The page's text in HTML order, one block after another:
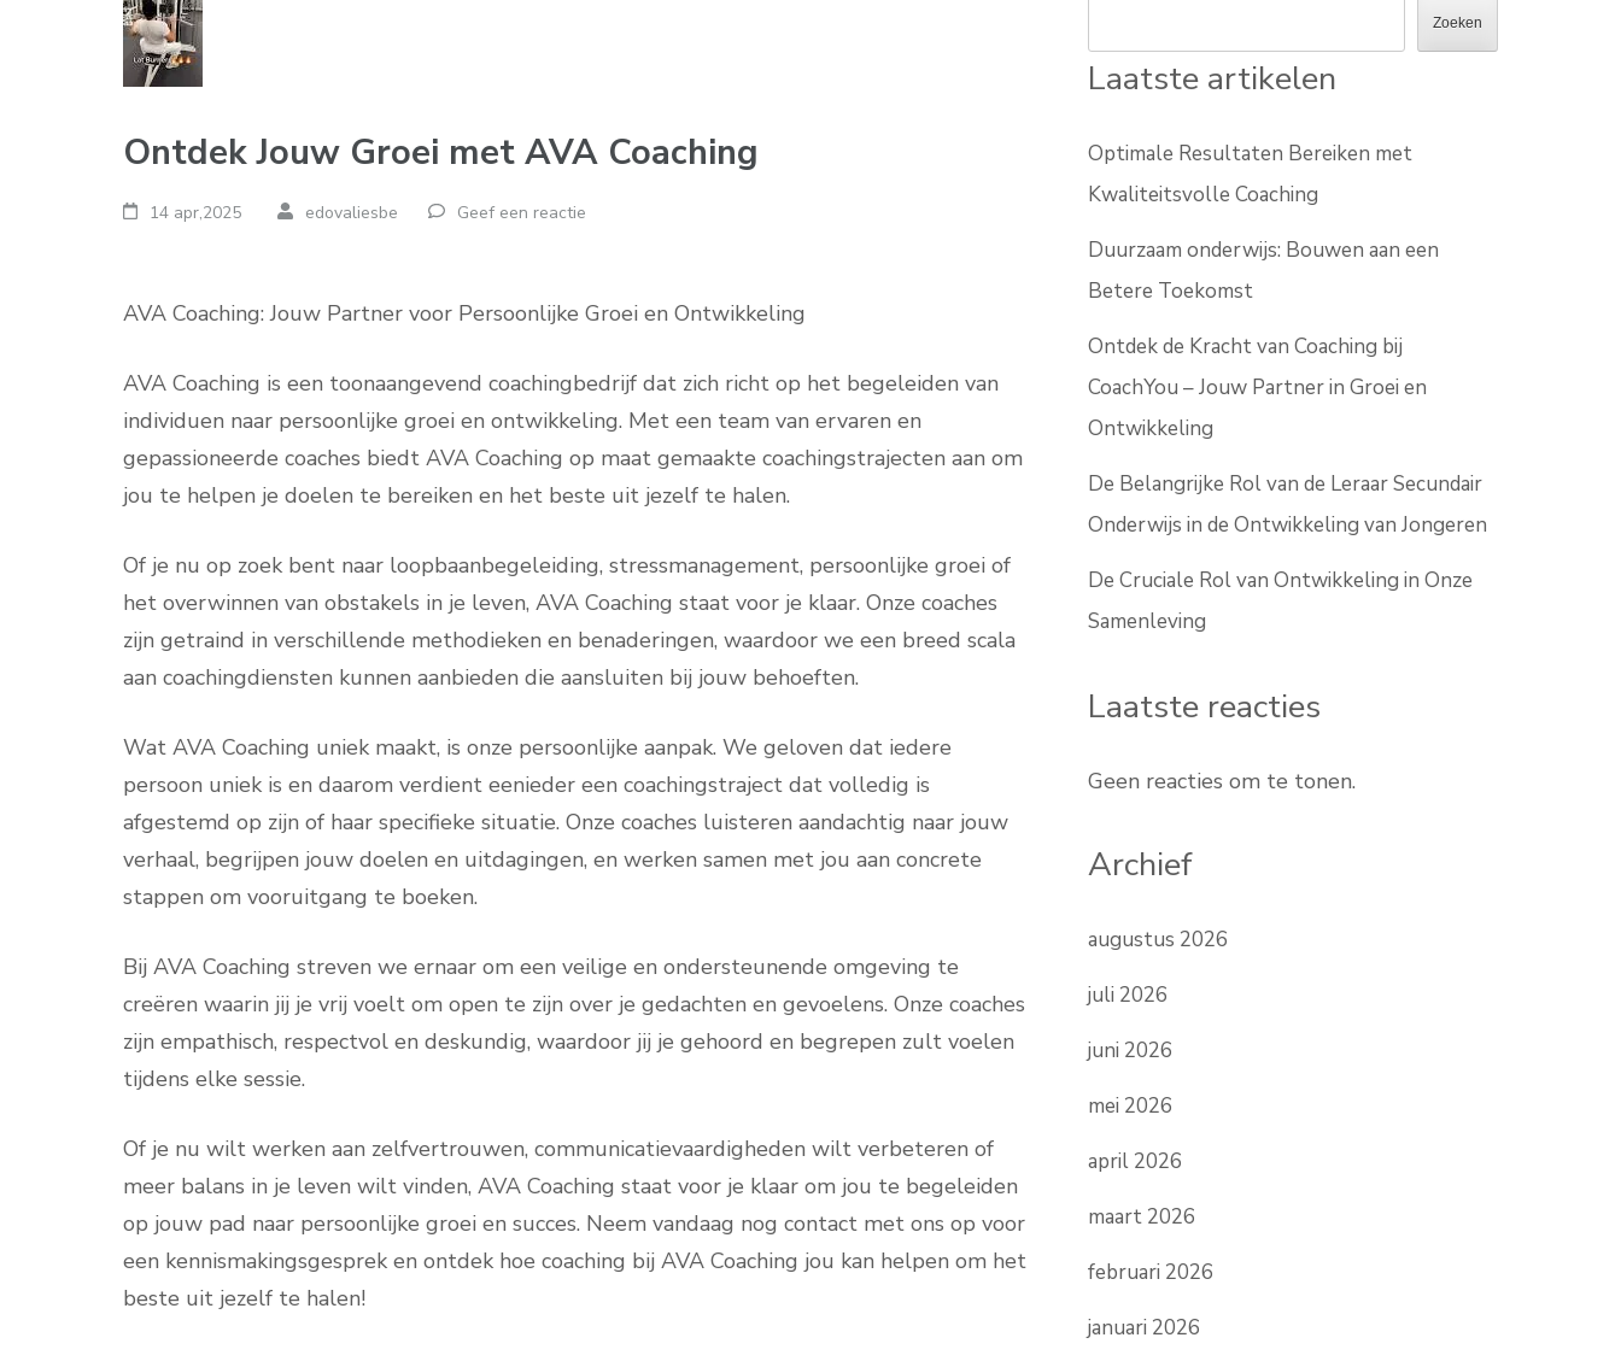
Ontdek Jouw Groei met AVA Coaching
14 apr,2025 edovaliesbe Geef een reactie
AVA Coaching: Jouw Partner voor Persoonlijke Groei en Ontwikkeling
AVA Coaching is een toonaangevend coachingbedrijf dat zich richt op het begeleiden van
individuen naar persoonlijke groei en ontwikkeling. Met een team van ervaren en
gepassioneerde coaches biedt AVA Coaching op maat gemaakte coachingstrajecten aan om
jou te helpen je doelen te bereiken en het beste uit jezelf te halen.
Of je nu op zoek bent naar loopbaanbegeleiding, stressmanagement, persoonlijke groei of
het overwinnen van obstakels in je leven, AVA Coaching staat voor je klaar. Onze coaches
zijn getraind in verschillende methodieken en benaderingen, waardoor we een breed scala
aan coachingdiensten kunnen aanbieden die aansluiten bij jouw behoeften.
Wat AVA Coaching uniek maakt, is onze persoonlijke aanpak. We geloven dat iedere
persoon uniek is en daarom verdient eenieder een coachingstraject dat volledig is
afgestemd op zijn of haar specifieke situatie. Onze coaches luisteren aandachtig naar jouw
verhaal, begrijpen jouw doelen en uitdagingen, en werken samen met jou aan concrete
stappen om vooruitgang te boeken.
Bij AVA Coaching streven we ernaar om een veilige en ondersteunende omgeving te
creëren waarin jij je vrij voelt om open te zijn over je gedachten en gevoelens. Onze coaches
zijn empathisch, respectvol en deskundig, waardoor jij je gehoord en begrepen zult voelen
tijdens elke sessie.
Of je nu wilt werken aan zelfvertrouwen, communicatievaardigheden wilt verbeteren of
meer balans in je leven wilt vinden, AVA Coaching staat voor je klaar om jou te begeleiden
op jouw pad naar persoonlijke groei en succes. Neem vandaag nog contact met ons op voor
een kennismakingsgesprek en ontdek hoe coaching bij AVA Coaching jou kan helpen om het
beste uit jezelf te halen!
Zoeken
Laatste artikelen
Optimale Resultaten Bereiken met
Kwaliteitsvolle Coaching
Duurzaam onderwijs: Bouwen aan een
Betere Toekomst
Ontdek de Kracht van Coaching bij
CoachYou – Jouw Partner in Groei en
Ontwikkeling
De Belangrijke Rol van de Leraar Secundair
Onderwijs in de Ontwikkeling van Jongeren
De Cruciale Rol van Ontwikkeling in Onze
Samenleving
Laatste reacties
Geen reacties om te tonen.
Archief
augustus 2026
juli 2026
juni 2026
mei 2026
april 2026
maart 2026
februari 2026
januari 2026